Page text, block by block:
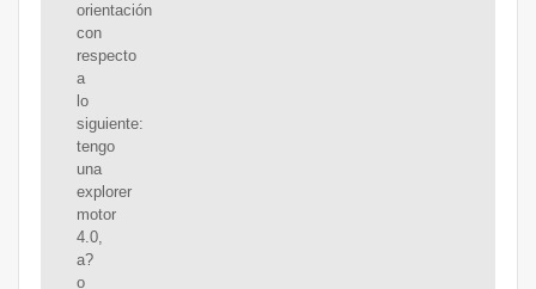
orientación
con
respecto
a
lo
siguiente:
tengo
una
explorer
motor
4.0,
a?
o